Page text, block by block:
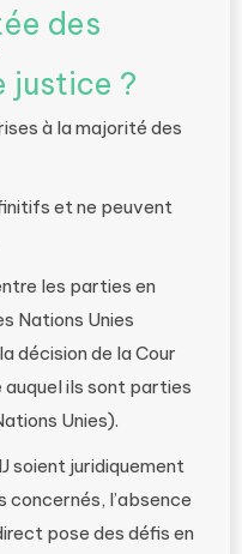
des
justice ?
à la majorité des
et ne peuvent
les parties en
Nations Unies
décision de la Cour
ils sont parties
Unies).
soient juridiquement
l’absence
pose des défis en